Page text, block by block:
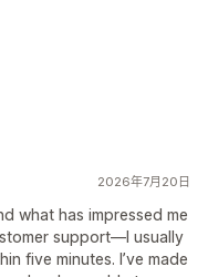
2026年7月20日
what has impressed me
support—I usually
five minutes. I’ve made